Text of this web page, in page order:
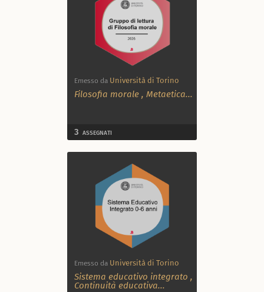
Emesso da Università di Torino
Filosofia morale , Metaetica...
3 ASSEGNATI
Emesso da Università di Torino
Sistema educativo integrato ,
Continuità educativa...